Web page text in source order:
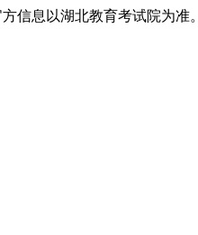
信息以湖北教育考试院为准。